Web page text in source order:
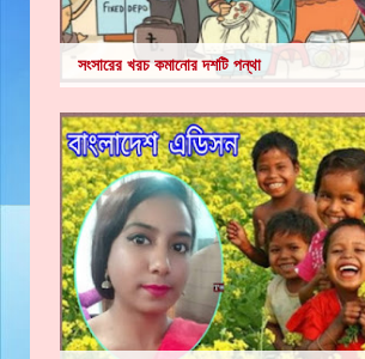
সংসারের খরচ কমানোর দশটি পন্থা